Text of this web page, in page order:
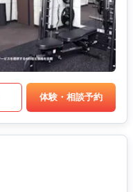
体験・相談予約